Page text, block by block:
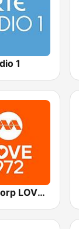
1
Mediacorp LOVE 972